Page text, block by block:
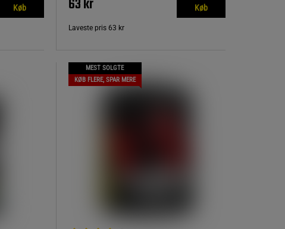
Køb Køb
Laveste pris 63 kr
MEST SOLGTE
KØB FLERE, SPAR MERE